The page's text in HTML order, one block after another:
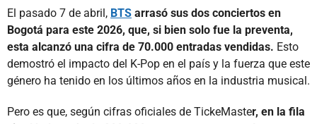
El pasado 7 de abril, BTS arrasó sus dos conciertos en
Bogotá para este 2026, que, si bien solo fue la preventa,
esta alcanzó una cifra de 70.000 entradas vendidas. Esto
demostró el impacto del K-Pop en el país y la fuerza que este
género ha tenido en los últimos años en la industria musical.
Pero es que, según cifras oficiales de TickeMaster, en la fila